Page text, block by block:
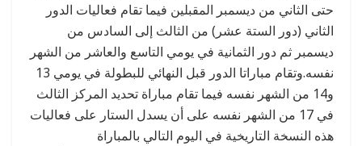
حتى الثاني من ديسمبر المقبلين فيما تقام فعاليات الدور
الثاني (دور الستة عشر) من الثالث إلى السادس من
ديسمبر ثم دور الثمانية في يومي التاسع والعاشر من الشهر
نفسه.وتقام مباراتا الدور قبل النهائي للبطولة في يومي 13
و14 من الشهر نفسه فيما تقام مباراة تحديد المركز الثالث
في 17 من الشهر نفسه على أن يسدل الستار على فعاليات
هذه النسخة التاريخية في اليوم التالي بالمباراة